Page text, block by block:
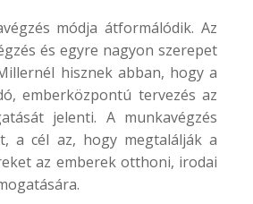
módja átformálódik. Az
és egyre nagyon szerepet
hisznek abban, hogy a
emberközpontú tervezés az
jelenti. A munkavégzés
a cél az, hogy megtalálják a
az emberek otthoni, irodai